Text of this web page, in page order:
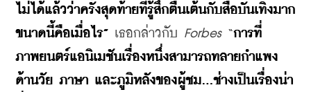
ไม่ได้แล้วว่าครั้งสุดท้ายที่รู้สึกตื่นเต้นกับสื่อบันเทิงมาก
ขนาดนี้คือเมื่อไร” เธอกล่าวกับ Forbes “การที่
ภาพยนตร์แอนิเมชันเรื่องหนึ่งสามารถทลายกำแพง
ด้านวัย ภาษา และภูมิหลังของผู้ชม...ช่างเป็นเรื่องน่า